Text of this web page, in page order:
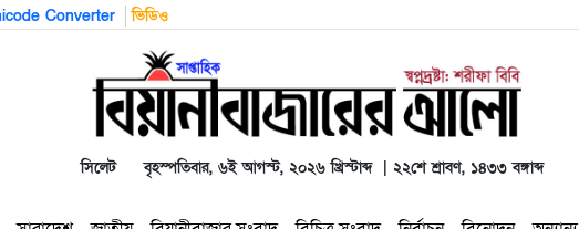
Converter ভিডিও
সিলেট বৃহস্পতিবার, ৬ই আগস্ট, ২০২৬ খ্রিস্টাব্দ | ২২শে শ্রাবণ, ১৪৩৩ বঙ্গাব্দ